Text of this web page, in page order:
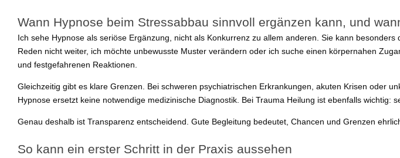
Wann Hypnose beim Stressabbau sinnvoll ergänzen kann, und
Ich sehe Hypnose als seriöse Ergänzung, nicht als Konkurrenz zu allem anderen. Sie kann
Reden nicht weiter, ich möchte unbewusste Muster verändern oder ich suche einen körpernahen
und festgefahrenen Reaktionen.
Gleichzeitig gibt es klare Grenzen. Bei schweren psychiatrischen Erkrankungen, akuten Krisen oder
Hypnose ersetzt keine notwendige medizinische Diagnostik. Bei Trauma Heilung ist ebenfalls wichtig:
Genau deshalb ist Transparenz entscheidend. Gute Begleitung bedeutet, Chancen und Grenzen
So kann ein erster Schritt in der Praxis aussehen